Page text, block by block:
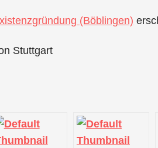
(Böblingen)
Stuttgart